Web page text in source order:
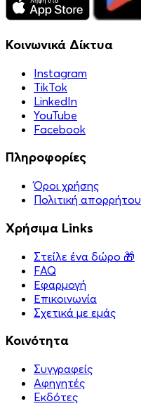
Κοινωνικά Δίκτυα
Instagram
TikTok
LinkedIn
YouTube
Facebook
Πληροφορίες
Όροι χρήσης
Πολιτική απορρήτου
Χρήσιμα Links
Στείλε ένα δώρο 🎁
FAQ
Εφαρμογή
Επικοινωνία
Σχετικά με εμάς
Κοινότητα
Συγγραφείς
Αφηγητές
Eκδότες